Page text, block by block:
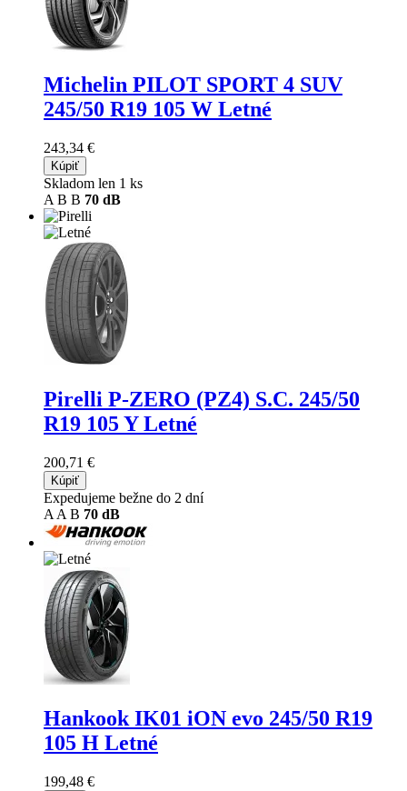
Michelin PILOT SPORT 4 SUV
245/50 R19 105 W Letné
243,34 €
Kúpiť
Skladom len 1 ks
A B B 70 dB
Pirelli P-ZERO (PZ4) S.C. 245/50
R19 105 Y Letné
200,71 €
Kúpiť
Expedujeme bežne do 2 dní
A A B 70 dB
Hankook IK01 iON evo 245/50 R19
105 H Letné
199,48 €